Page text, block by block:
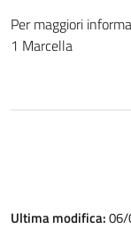
Per maggiori
1 Marcella
Ultima modifica:06/